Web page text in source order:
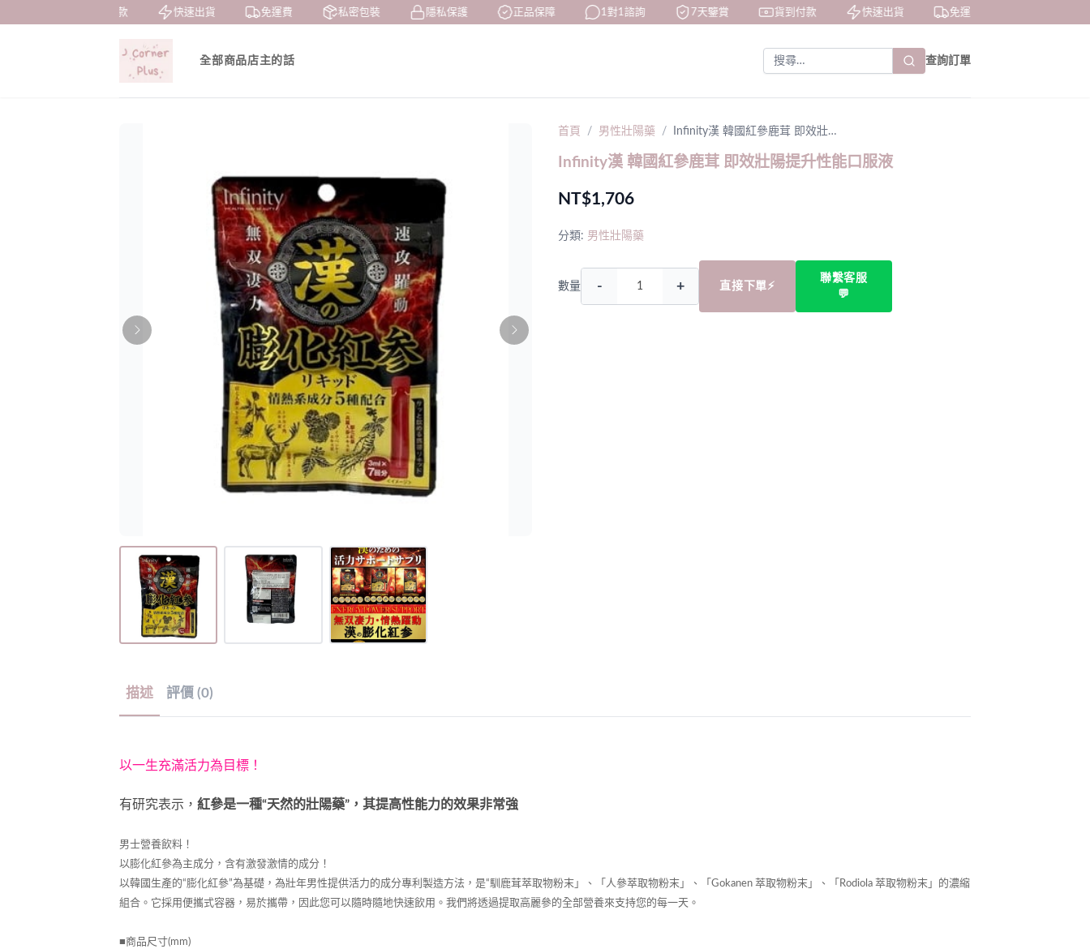
貨到付款 快速出貨 免運費 私密包裝 隱私保護 正品保障 1對1諮詢 7天鑒賞 貨到付款 快速出貨 免運費
全部商品店主的話 查詢訂單
首頁 男性壯陽藥 Infinity漢 韓國紅參鹿茸 即效壯…
Infinity漢 韓國紅參鹿茸 即效壯陽提升性能口服液
NT$1,706
分類: 男性壯陽藥
數量 - + 直接下單⚡
聯繫客服
💬
描述 評價 (0)
以一生充滿活力為目標！
有研究表示， 紅參是一種“天然的壯陽藥”，其提高性能力的效果非常強
男士營養飲料！
以膨化紅參為主成分，含有激發激情的成分！
以韓國生產的“膨化紅參”為基礎，為壯年男性提供活力的成分專利製造方法，是“馴鹿茸萃取物粉末」、「人參萃取物粉末」、「Gokanen 萃取物粉末」、「Rodiola 萃取物粉末」的濃縮
組合。它採用便攜式容器，易於攜帶，因此您可以隨時隨地快速飲用。我們將透過提取高麗參的全部營養來支持您的每一天。
■商品尺寸(mm)